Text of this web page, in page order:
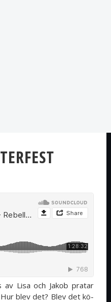
Lisa och Jakob pratar
blev det? Blev det kö-